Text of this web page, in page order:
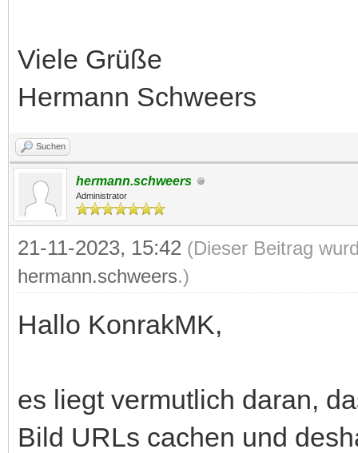
Viele Grüße
Hermann Schweers
Suchen
hermann.schweers
Administrator
21-11-2023, 15:42 (Dieser Beitrag
hermann.schweers.)
Hallo KonrakMK,
es liegt vermutlich daran,
Bild URLs cachen und